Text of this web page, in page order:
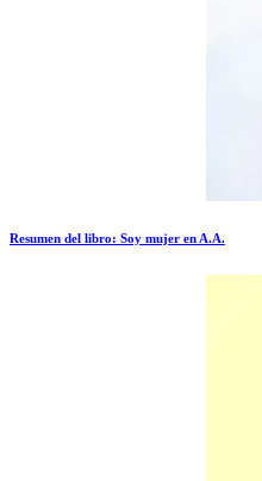
Resumen del libro: Soy mujer en A.A.